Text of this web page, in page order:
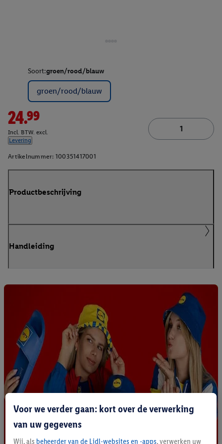
Soort:groen/rood/blauw
groen/rood/blauw
24.99
Incl. BTW. excl.
Levering
Artikelnummer: 100351417001
Productbeschrijving
Handleiding
Voor we verder gaan: kort over de verwerking
van uw gegevens
Wij, als beheerder van de Lidl-websites en -apps, verwerken uw